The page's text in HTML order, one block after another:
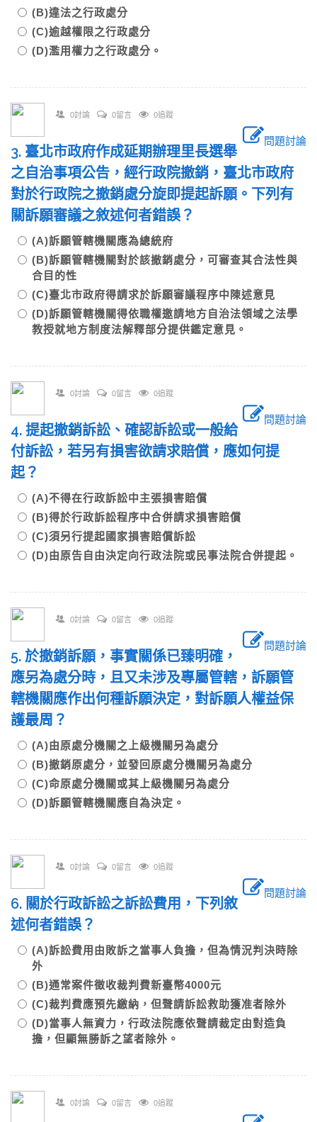
(B)違法之行政處分
(C)逾越權限之行政處分
(D)濫用權力之行政處分。
0討論 0留言 0追蹤
問題討論
3. 臺北市政府作成延期辦理里長選舉
之自治事項公告，經行政院撤銷，臺北市政府
對於行政院之撤銷處分旋即提起訴願。下列有
關訴願審議之敘述何者錯誤？
(A)訴願管轄機關應為總統府
(B)訴願管轄機關對於該撤銷處分，可審查其合法性與
合目的性
(C)臺北市政府得請求於訴願審議程序中陳述意見
(D)訴願管轄機關得依職權邀請地方自治法領域之法學
教授就地方制度法解釋部分提供鑑定意見。
0討論 0留言 0追蹤
問題討論
4. 提起撤銷訴訟、確認訴訟或一般給
付訴訟，若另有損害欲請求賠償，應如何提
起？
(A)不得在行政訴訟中主張損害賠償
(B)得於行政訴訟程序中合併請求損害賠償
(C)須另行提起國家損害賠償訴訟
(D)由原告自由決定向行政法院或民事法院合併提起。
0討論 0留言 0追蹤
問題討論
5. 於撤銷訴願，事實關係已臻明確，
應另為處分時，且又未涉及專屬管轄，訴願管
轄機關應作出何種訴願決定，對訴願人權益保
護最周？
(A)由原處分機關之上級機關另為處分
(B)撤銷原處分，並發回原處分機關另為處分
(C)命原處分機關或其上級機關另為處分
(D)訴願管轄機關應自為決定。
0討論 0留言 0追蹤
問題討論
6. 關於行政訴訟之訴訟費用，下列敘
述何者錯誤？
(A)訴訟費用由敗訴之當事人負擔，但為情況判決時除
外
(B)通常案件徵收裁判費新臺幣4000元
(C)裁判費應預先繳納，但聲請訴訟救助獲准者除外
(D)當事人無資力，行政法院應依聲請裁定由對造負
擔，但顯無勝訴之望者除外。
0討論 0留言 0追蹤